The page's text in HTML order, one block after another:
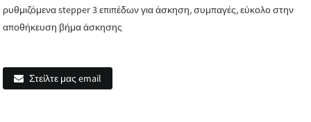
ρυθμιζόμενα stepper 3 επιπέδων για άσκηση, συμπαγές, εύκολο στην
αποθήκευση βήμα άσκησης
Στείλτε μας email